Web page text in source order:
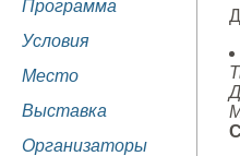
Программа
Условия
Место
Выставка
Организаторы